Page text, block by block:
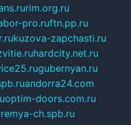
rim.org.ru
pro.ruftn.pp.ru
kuzova-zapchasti.ru
hardcity.net.ru
gubernyan.ru
andorra24.com
optim-doors.com.ru
ch.spb.ru